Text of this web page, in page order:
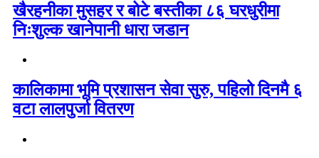
खैरहनीका मुसहर र बोटे बस्तीका ८६ घरधुरीमा
निःशुल्क खानेपानी धारा जडान
कालिकामा भूमि प्रशासन सेवा सुरु, पहिलो दिनमै ६
वटा लालपुर्जा वितरण